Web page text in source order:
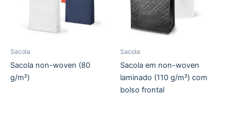
Sacola
Sacola non-woven (80
g/m²)
Sacola
Sacola em non-woven
laminado (110 g/m²) com
bolso frontal